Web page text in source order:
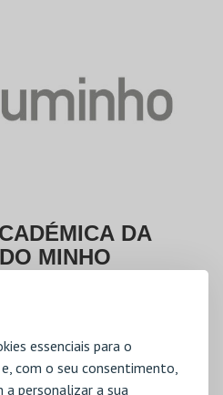
essenciais para o
com o seu consentimento,
a personalizar a sua
DA
MINHO